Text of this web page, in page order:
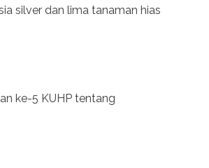
silver dan lima tanaman hias
ke-5 KUHP tentang